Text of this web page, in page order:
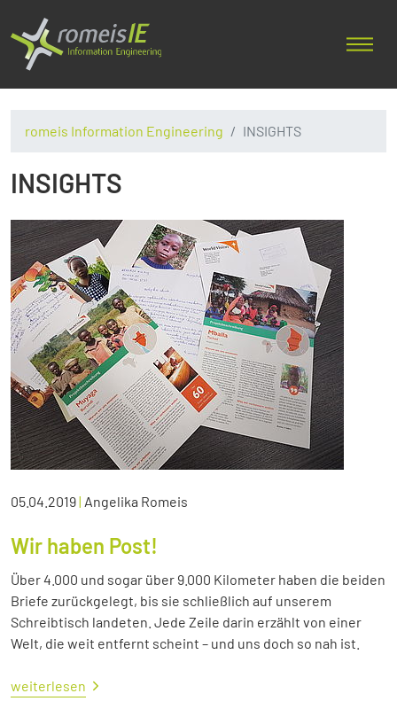
romeis Information Engineering INSIGHTS
INSIGHTS
05.04.2019| Angelika Romeis
Wir haben Post!
Über 4.000 und sogar über 9.000 Kilometer haben die beiden
Briefe zurückgelegt, bis sie schließlich auf unserem
Schreibtisch landeten. Jede Zeile darin erzählt von einer
Welt, die weit entfernt scheint – und uns doch so nah ist.
weiterlesen